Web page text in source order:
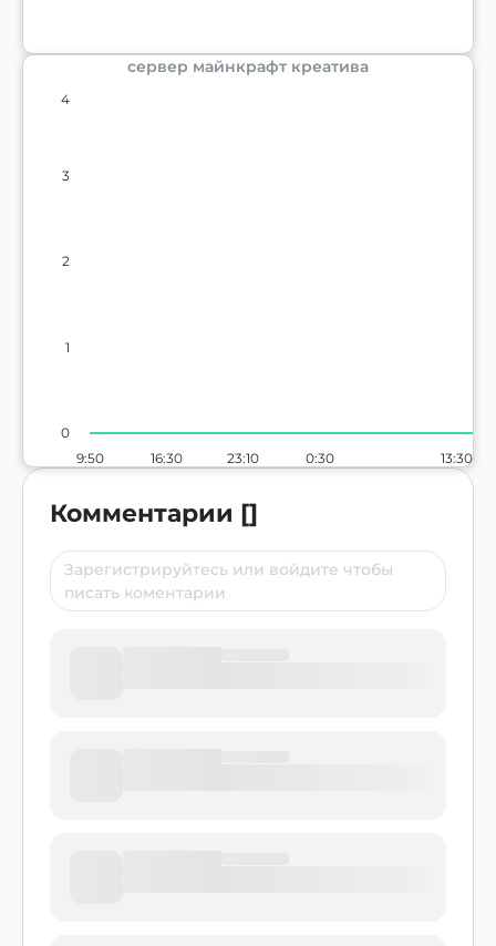
сервер майнкрафт креатива
9:50 16:30 23:10 0:30 13:30
0
1
2
3
4
Комментарии []